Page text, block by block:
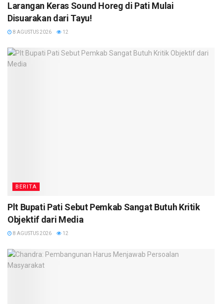
Larangan Keras Sound Horeg di Pati Mulai
Disuarakan dari Tayu!
8 AGUSTUS 2026 12
BERITA
Plt Bupati Pati Sebut Pemkab Sangat Butuh Kritik
Objektif dari Media
8 AGUSTUS 2026 12